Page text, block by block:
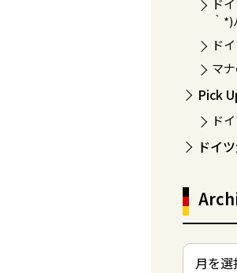
ド
｀*)ﾉ
ド
マ
Pick
ド
ドイ